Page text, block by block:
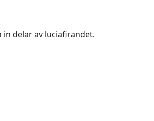
in delar av luciafirandet.